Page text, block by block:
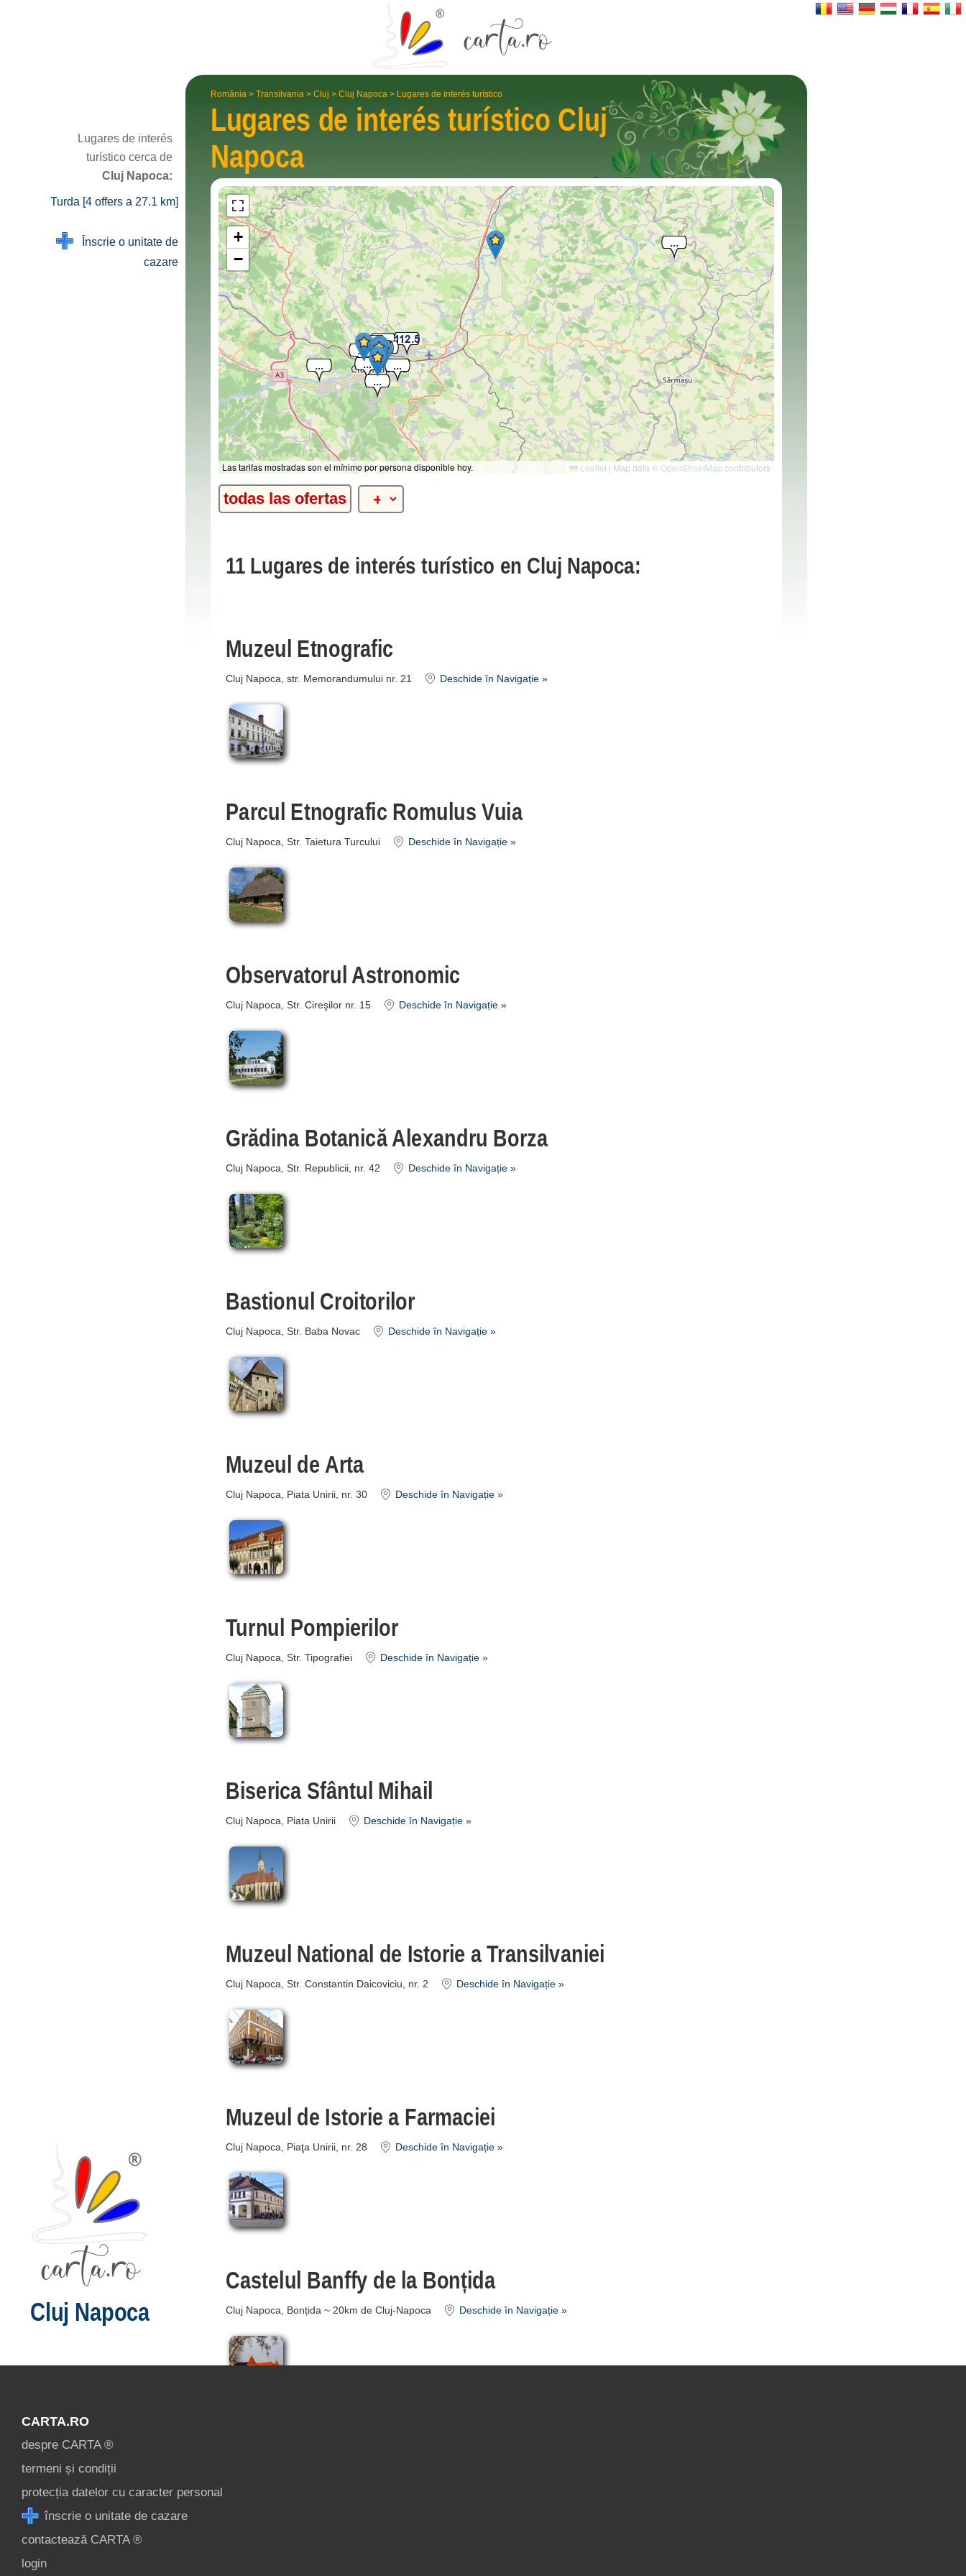
România > Transilvania > Cluj > Cluj Napoca > Lugares de interés turístico
Lugares de interés turístico Cluj
Napoca
Las tarifas mostradas son el mínimo por persona disponible hoy.
+
−
Leaflet | Map data ©OpenStreetMap contributors
todas las ofertas
11 Lugares de interés turístico en Cluj Napoca:
Muzeul Etnografic
Cluj Napoca, str. Memorandumului nr. 21 Deschide în Navigație »
Parcul Etnografic Romulus Vuia
Cluj Napoca, Str. Taietura Turcului Deschide în Navigație »
Observatorul Astronomic
Cluj Napoca, Str. Cireşilor nr. 15 Deschide în Navigație »
Grădina Botanică Alexandru Borza
Cluj Napoca, Str. Republicii, nr. 42 Deschide în Navigație »
Bastionul Croitorilor
Cluj Napoca, Str. Baba Novac Deschide în Navigație »
Muzeul de Arta
Cluj Napoca, Piata Unirii, nr. 30 Deschide în Navigație »
Turnul Pompierilor
Cluj Napoca, Str. Tipografiei Deschide în Navigație »
Biserica Sfântul Mihail
Cluj Napoca, Piata Unirii Deschide în Navigație »
Muzeul National de Istorie a Transilvaniei
Cluj Napoca, Str. Constantin Daicoviciu, nr. 2 Deschide în Navigație »
Muzeul de Istorie a Farmaciei
Cluj Napoca, Piaţa Unirii, nr. 28 Deschide în Navigație »
Castelul Banffy de la Bonțida
Cluj Napoca, Bonțida ~ 20km de Cluj-Napoca Deschide în Navigație »
Lugares de interés
turístico cerca de
Cluj Napoca:
Turda [4 offers a 27.1 km]
Înscrie o unitate de
cazare
Cluj Napoca
CARTA.RO
despre CARTA ®
termeni și condiții
protecția datelor cu caracter personal
înscrie o unitate de cazare
contactează CARTA ®
login